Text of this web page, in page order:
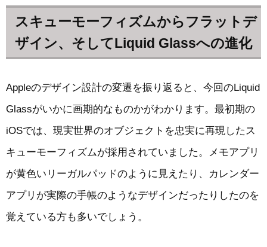
スキューモーフィズムからフラットデ
ザイン、そしてLiquid Glassへの進化
Appleのデザイン設計の変遷を振り返ると、今回のLiquid
Glassがいかに画期的なものかがわかります。最初期の
iOSでは、現実世界のオブジェクトを忠実に再現したス
キューモーフィズムが採用されていました。メモアプリ
が黄色いリーガルパッドのように見えたり、カレンダー
アプリが実際の手帳のようなデザインだったりしたのを
覚えている方も多いでしょう。